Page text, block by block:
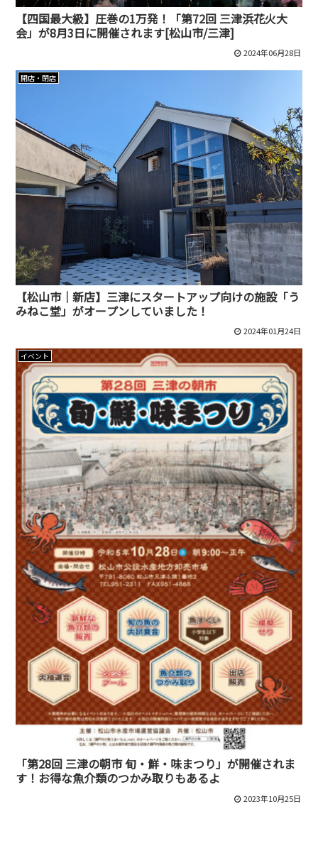
【四国最大級】圧巻の1万発！「第72回 三津浜花火大
会」が8月3日に開催されます[松山市/三津]
2024年06月28日
開店・閉店
【松山市｜新店】三津にスタートアップ向けの施設「う
みねこ堂」がオープンしていました！
2024年01月24日
イベント
「第28回 三津の朝市 旬・鮮・味まつり」が開催されま
す！お得な魚介類のつかみ取りもあるよ
2023年10月25日